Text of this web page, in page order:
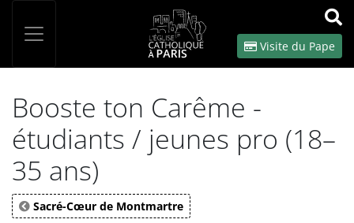
OK
Visite du Pape
Booste ton Carême -
étudiants / jeunes pro (18–
35 ans)
Sacré-Cœur de Montmartre
Panneau de gestion des cookies